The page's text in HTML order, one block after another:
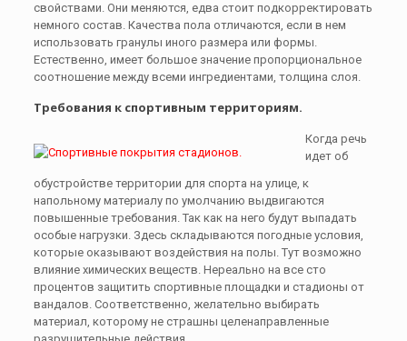
свойствами. Они меняются, едва стоит подкорректировать
немного состав. Качества пола отличаются, если в нем
использовать гранулы иного размера или формы.
Естественно, имеет большое значение пропорциональное
соотношение между всеми ингредиентами, толщина слоя.
Требования к спортивным территориям.
Когда речь
идет об
обустройстве территории для спорта на улице, к
напольному материалу по умолчанию выдвигаются
повышенные требования. Так как на него будут выпадать
особые нагрузки. Здесь складываются погодные условия,
которые оказывают воздействия на полы. Тут возможно
влияние химических веществ. Нереально на все сто
процентов защитить спортивные площадки и стадионы от
вандалов. Соответственно, желательно выбирать
материал, которому не страшны целенаправленные